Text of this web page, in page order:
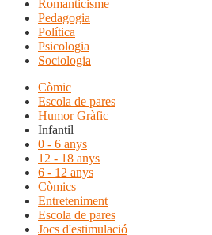
Romanticisme
Pedagogia
Política
Psicologia
Sociologia
Còmic
Escola de pares
Humor Gràfic
Infantil
0 - 6 anys
12 - 18 anys
6 - 12 anys
Còmics
Entreteniment
Escola de pares
Jocs d'estimulació